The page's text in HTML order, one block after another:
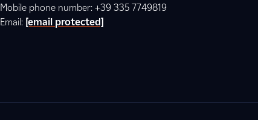
Mobile phone number: +39 335 7749819
Email: [email protected]